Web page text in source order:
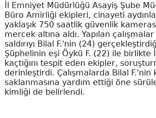
İl Emniyet Müdürlüğü Asayiş Şube
Büro Amirliği ekipleri, cinayeti
yaklaşık 750 saatlik güvenlik
mercek altına aldı. Yapılan
saldırıyı Bilal F.'nin (24)
Şüphelinin eşi Öykü F. (22) ile birlikte
kaçtığını tespit eden ekipler,
derinleştirdi. Çalışmalarda Bilal F.'nin
saklanmasına yardım ettiği öne
kimliği de belirlendi.